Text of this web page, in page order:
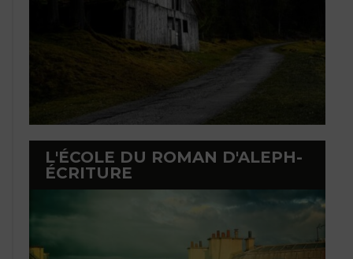
L'ÉCOLE DU ROMAN D'ALEPH-
ÉCRITURE